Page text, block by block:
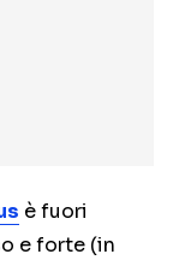
è fuori
e forte (in